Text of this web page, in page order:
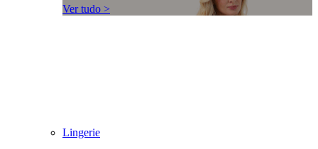
Ver tudo >
Lingerie